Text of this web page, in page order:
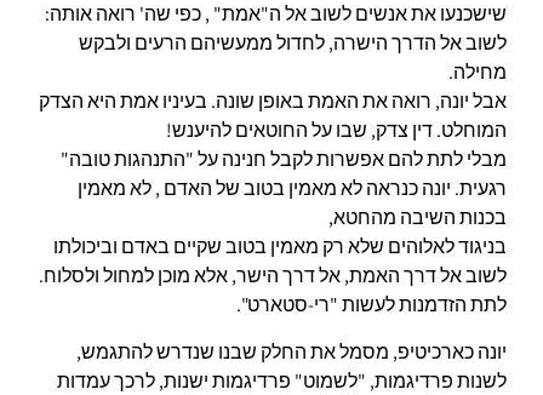
שישכנעו את אנשים לשוב אל ה"אמת" , כפי שה' רואה אותה:
לשוב אל הדרך הישרה, לחדול ממעשיהם הרעים ולבקש
מחילה.
אבל יונה, רואה את האמת באופן שונה. בעיניו אמת היא הצדק
המוחלט. דין צדק, שבו על החוטאים להיענש!
מבלי לתת להם אפשרות לקבל חנינה על "התנהגות טובה"
רגעית. יונה כנראה לא מאמין בטוב של האדם , לא מאמין
בכנות השיבה מהחטא,
בניגוד לאלוהים שלא רק מאמין בטוב שקיים באדם וביכולתו
לשוב אל דרך האמת, אל דרך הישר, אלא מוכן למחול ולסלוח.
לתת הזדמנות לעשות "רי-סטארט".
יונה כארכיטיפ, מסמל את החלק שבנו שנדרש להתגמש,
לשנות פרדיגמות, "לשמוט" פרדיגמות ישנות, לרכך עמדות